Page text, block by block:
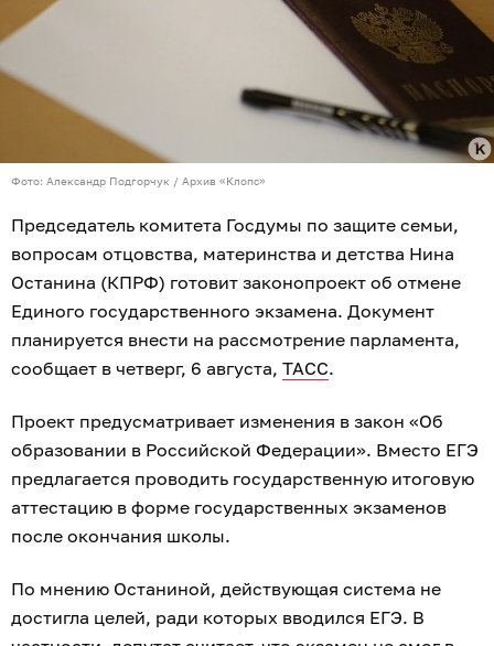
Фото: Александр Подгорчук / Архив «Клопс»
Председатель комитета Госдумы по защите семьи,
вопросам отцовства, материнства и детства Нина
Останина (КПРФ) готовит законопроект об отмене
Единого государственного экзамена. Документ
планируется внести на рассмотрение парламента,
сообщает в четверг, 6 августа, ТАСС.
Проект предусматривает изменения в закон «Об
образовании в Российской Федерации». Вместо ЕГЭ
предлагается проводить государственную итоговую
аттестацию в форме государственных экзаменов
после окончания школы.
По мнению Останиной, действующая система не
достигла целей, ради которых вводился ЕГЭ. В